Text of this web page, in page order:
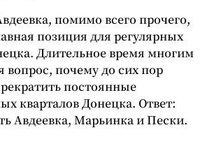
помимо всего прочего,
позиция для регулярных
Длительное время многим
вопрос, почему до сих пор
постоянные
кварталов Донецка. Ответ:
Авдеевка, Марьинка и Пески.